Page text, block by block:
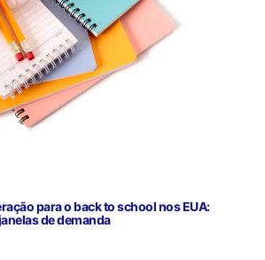
para o back to school nos EUA:
de demanda